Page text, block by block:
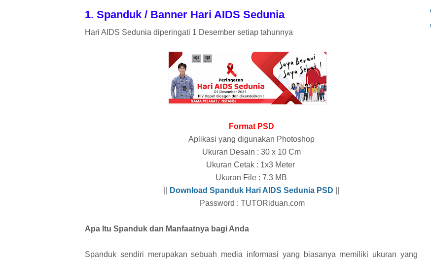
1. Spanduk / Banner Hari AIDS Sedunia
Hari AIDS Sedunia diperingati 1 Desember setiap tahunnya
Format PSD
Aplikasi yang digunakan Photoshop
Ukuran Desain : 30 x 10 Cm
Ukuran Cetak : 1x3 Meter
Ukuran File : 7.3 MB
Download Spanduk Hari AIDS Sedunia PSD
Password : TUTORiduan.com
Apa Itu Spanduk dan Manfaatnya bagi Anda
Spanduk sendiri merupakan sebuah media informasi yang biasanya memiliki ukuran yang